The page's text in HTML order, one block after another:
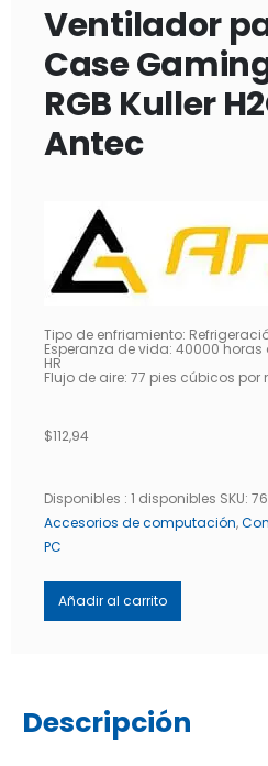
Ventilador
Case
RGB Kuller
Antec
Tipo de enfriamiento:
Esperanza de vida: 40000 horas
HR
Flujo de aire: 77 pies cúbicos por
$112,94
Disponibles : 1 disponibles SKU:
Accesorios de computación,
PC
Añadir al carrito
Descripción